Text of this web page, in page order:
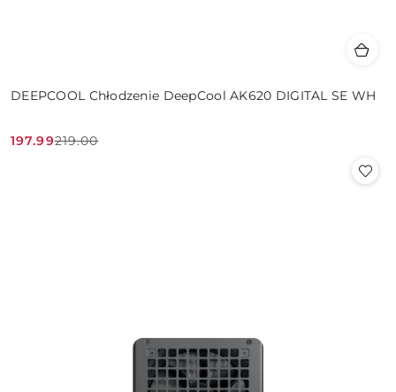
DEEPCOOL Chłodzenie DeepCool AK620 DIGITAL SE WH
Cena
197.99
Cena
219.00